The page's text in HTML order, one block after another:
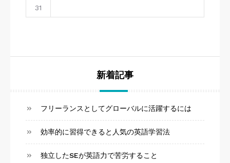
31
新着記事
フリーランスとしてグローバルに活躍するには
効率的に習得できると人気の英語学習法
独立したSEが英語力で苦労すること